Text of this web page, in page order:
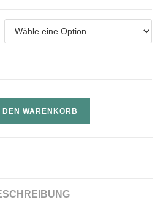
DEN WARENKORB